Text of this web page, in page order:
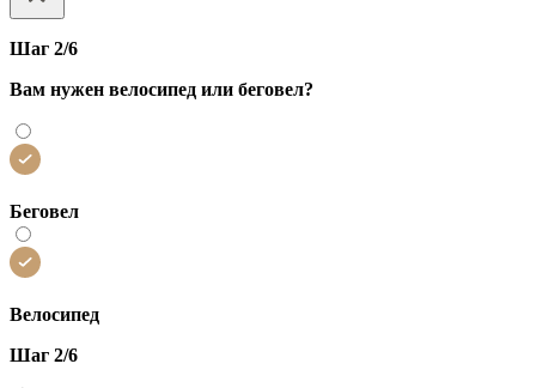
Шаг 2/6
Вам нужен велосипед или беговел?
Беговел
Велосипед
Шаг 2/6